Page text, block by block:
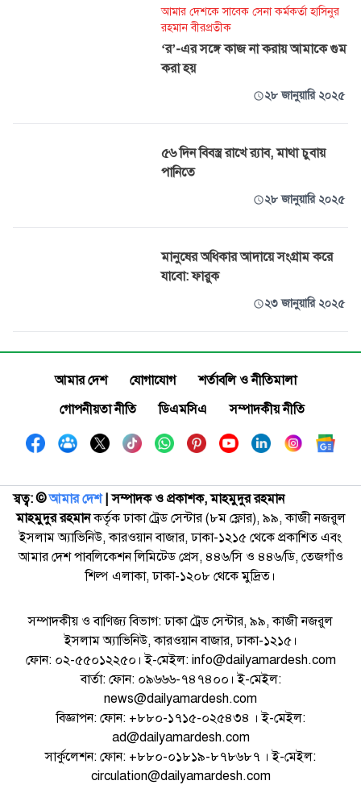
আমার দেশকে সাবেক সেনা কর্মকর্তা হাসিনুর
রহমান বীরপ্রতীক
‘র’-এর সঙ্গে কাজ না করায় আমাকে গুম
করা হয়
২৮ জানুয়ারি ২০২৫
৫৬ দিন বিবস্ত্র রাখে র‌্যাব, মাথা চুবায়
পানিতে
২৮ জানুয়ারি ২০২৫
মানুষের অধিকার আদায়ে সংগ্রাম করে
যাবো: ফারুক
২৩ জানুয়ারি ২০২৫
আমার দেশ যোগাযোগ
শর্তাবলি ও নীতিমালা
গোপনীয়তা নীতি
ডিএমসিএ সম্পাদকীয় নীতি
স্বত্ব: ©️আমার দেশ| সম্পাদক ও প্রকাশক, মাহমুদুর রহমান
মাহমুদুর রহমানকর্তৃক ঢাকা ট্রেড সেন্টার (৮ম ফ্লোর), ৯৯, কাজী নজরুল
ইসলাম অ্যাভিনিউ, কারওয়ান বাজার, ঢাকা-১২১৫ থেকে প্রকাশিত এবং
আমার দেশ পাবলিকেশন লিমিটেড প্রেস, ৪৪৬/সি ও ৪৪৬/ডি, তেজগাঁও
শিল্প এলাকা, ঢাকা-১২০৮ থেকে মুদ্রিত।
সম্পাদকীয় ও বাণিজ্য বিভাগ: ঢাকা ট্রেড সেন্টার, ৯৯, কাজী নজরুল
ইসলাম অ্যাভিনিউ, কারওয়ান বাজার, ঢাকা-১২১৫।
ফোন: ০২-৫৫০১২২৫০। ই-মেইল: info@dailyamardesh.com
বার্তা: ফোন: ০৯৬৬৬-৭৪৭৪০০। ই-মেইল:
news@dailyamardesh.com
বিজ্ঞাপন: ফোন: +৮৮০-১৭১৫-০২৫৪৩৪ । ই-মেইল:
ad@dailyamardesh.com
সার্কুলেশন: ফোন: +৮৮০-০১৮১৯-৮৭৮৬৮৭ । ই-মেইল:
circulation@dailyamardesh.com